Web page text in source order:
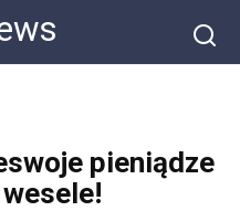
pieniądze